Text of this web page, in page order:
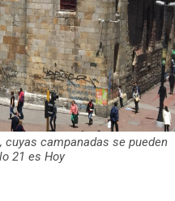
campanadas se pueden
21 es Hoy